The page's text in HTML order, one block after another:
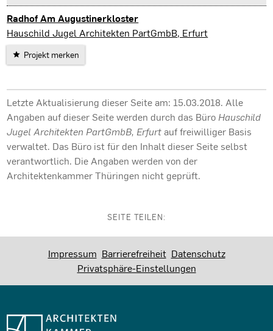
Radhof Am Augustinerkloster
Erfurt
Hauschild Jugel Architekten PartGmbB, Erfurt
Projekt merken
Letzte Aktualisierung dieser Seite am: 15.03.2018. Alle
Angaben auf dieser Seite werden durch das Büro Hauschild
Jugel Architekten PartGmbB, Erfurtauf freiwilliger Basis
verwaltet. Das Büro ist für den Inhalt dieser Seite selbst
verantwortlich. Die Angaben werden von der
Architektenkammer Thüringen nicht geprüft.
SEITE TEILEN:
Impressum Barrierefreiheit Datenschutz
Privatsphäre-Einstellungen